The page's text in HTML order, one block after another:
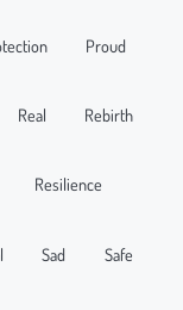
Proud
Real Rebirth
Resilience
Sad Safe